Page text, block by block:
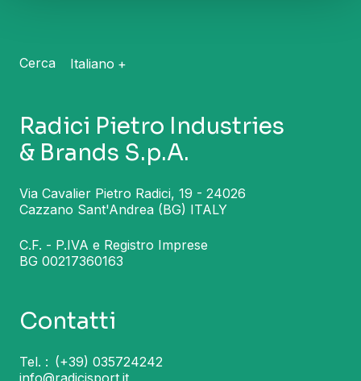
Cerca Italiano
Radici Pietro Industries
& Brands S.p.A.
Via Cavalier Pietro Radici, 19 - 24026
Cazzano Sant'Andrea (BG) ITALY
C.F. - P.IVA e Registro Imprese
BG 00217360163
Contatti
Tel. : (+39) 035724242
info@radicisport.it